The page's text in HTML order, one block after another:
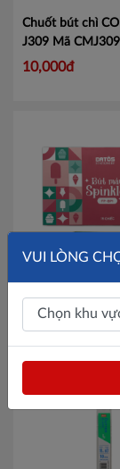
Chuốt bút chì
J309 Mã CMJ309
10,000đ
Bút máy Spinkle
FP-BP1
42,000đ
VUI LÒNG